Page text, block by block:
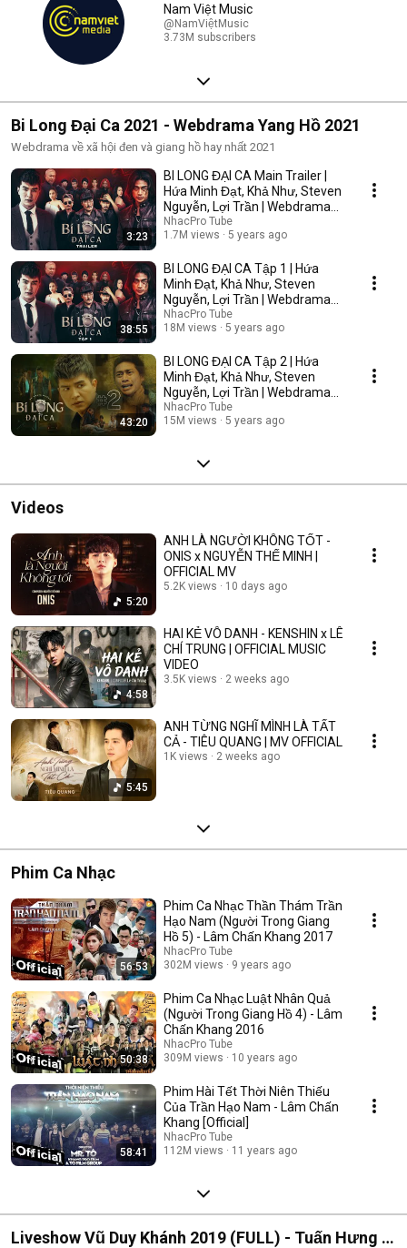
Nam Việt Music
@NamViệtMusic
3.73M subscribers
Bi Long Đại Ca 2021 - Webdrama Yang Hồ 2021
Webdrama về xã hội đen và giang hồ hay nhất 2021
3:23
BI LONG ĐẠI CA Main Trailer |
Hứa Minh Đạt, Khả Như, Steven
Nguyễn, Lợi Trần | Webdrama
Yang Hồ 2021
NhacPro Tube
1.7M views
5 years ago
38:55
BI LONG ĐẠI CA Tập 1 | Hứa
Minh Đạt, Khả Như, Steven
Nguyễn, Lợi Trần | Webdrama
Yang Hồ 2021
NhacPro Tube
18M views
5 years ago
43:20
BI LONG ĐẠI CA Tập 2 | Hứa
Minh Đạt, Khả Như, Steven
Nguyễn, Lợi Trần | Webdrama
Yang Hồ 2021
NhacPro Tube
15M views
5 years ago
Videos
5:20
ANH LÀ NGƯỜI KHÔNG TỐT -
ONIS x NGUYỄN THẾ MINH |
OFFICIAL MV
5.2K views 10 days ago
4:58
HAI KẺ VÔ DANH - KENSHIN x LÊ
CHÍ TRUNG | OFFICIAL MUSIC
VIDEO
3.5K views 2 weeks ago
5:45
ANH TỪNG NGHĨ MÌNH LÀ TẤT
CẢ - TIÊU QUANG | MV OFFICIAL
1K views 2 weeks ago
Phim Ca Nhạc
56:53
Phim Ca Nhạc Thần Thám Trần
Hạo Nam (Người Trong Giang
Hồ 5) - Lâm Chấn Khang 2017
NhacPro Tube
302M views
9 years ago
50:38
Phim Ca Nhạc Luật Nhân Quả
(Người Trong Giang Hồ 4) - Lâm
Chấn Khang 2016
NhacPro Tube
309M views
10 years ago
58:41
Phim Hài Tết Thời Niên Thiếu
Của Trần Hạo Nam - Lâm Chấn
Khang [Official]
NhacPro Tube
112M views
11 years ago
Liveshow Vũ Duy Khánh 2019 (FULL) - Tuấn Hưng ,